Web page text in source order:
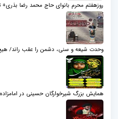
روزهفتم محرم بانوای حاج محمد رضا بذری+
وحدت شیعه و سنی، دشمن را عقب راند/
همایش بزرگ شیرخوارگان حسینی در امامزاده